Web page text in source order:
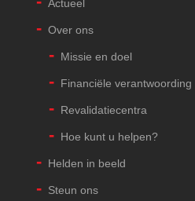
Actueel
Over ons
Missie en doel
Financiële verantwoording
Revalidatiecentra
Hoe kunt u helpen?
Helden in beeld
Steun ons